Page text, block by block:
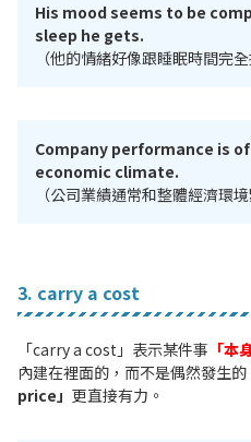
His mood seems to be
sleep he gets.
（他的情緒好像跟睡眠時間完全
Company performance is
economic climate.
（公司業績通常和整體經濟環境
3. carry a cost
「carry a cost」表示某件事 「本
內建在裡面的，而不是偶然發生
price」 更直接有力。